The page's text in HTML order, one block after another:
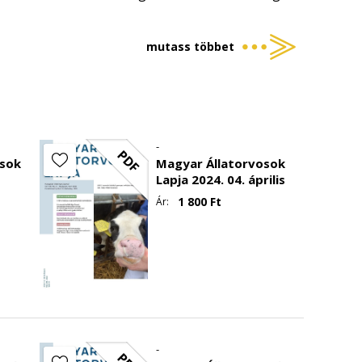
in vivo hatékonysága brojlercsirke
in vitro modellezési lehetőségei
diseases in dogs - Literature review
antimikrobiális spektruma –
oils – animal health aspects
mutass többet
PDF -
Magyar Állatorvosok
Lapja 2024. 04. április
Ár: 1 800Ft
-